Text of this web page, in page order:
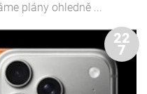
plány ohledně ...
22
7